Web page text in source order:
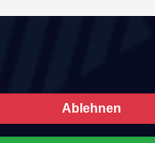
Ablehnen